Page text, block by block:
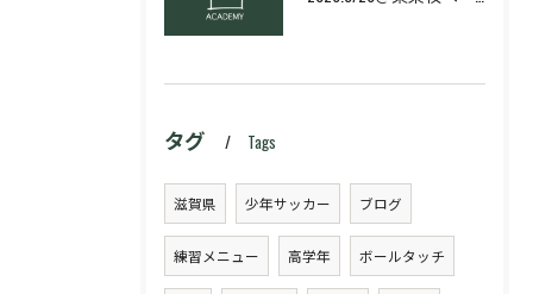
タグ Tags
滋賀県 少年サッカー ブログ
練習メニュー 高学年 ボールタッチ